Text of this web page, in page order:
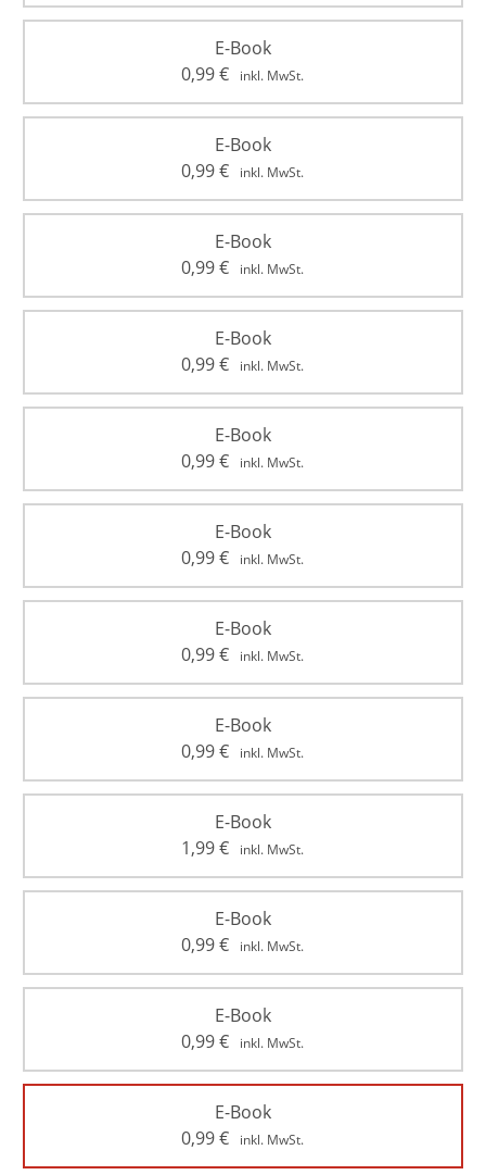
E-Book
0,99€ inkl. MwSt.
E-Book
0,99€ inkl. MwSt.
E-Book
0,99€ inkl. MwSt.
E-Book
0,99€ inkl. MwSt.
E-Book
0,99€ inkl. MwSt.
E-Book
0,99€ inkl. MwSt.
E-Book
0,99€ inkl. MwSt.
E-Book
0,99€ inkl. MwSt.
E-Book
1,99€ inkl. MwSt.
E-Book
0,99€ inkl. MwSt.
E-Book
0,99€ inkl. MwSt.
E-Book
0,99€ inkl. MwSt.